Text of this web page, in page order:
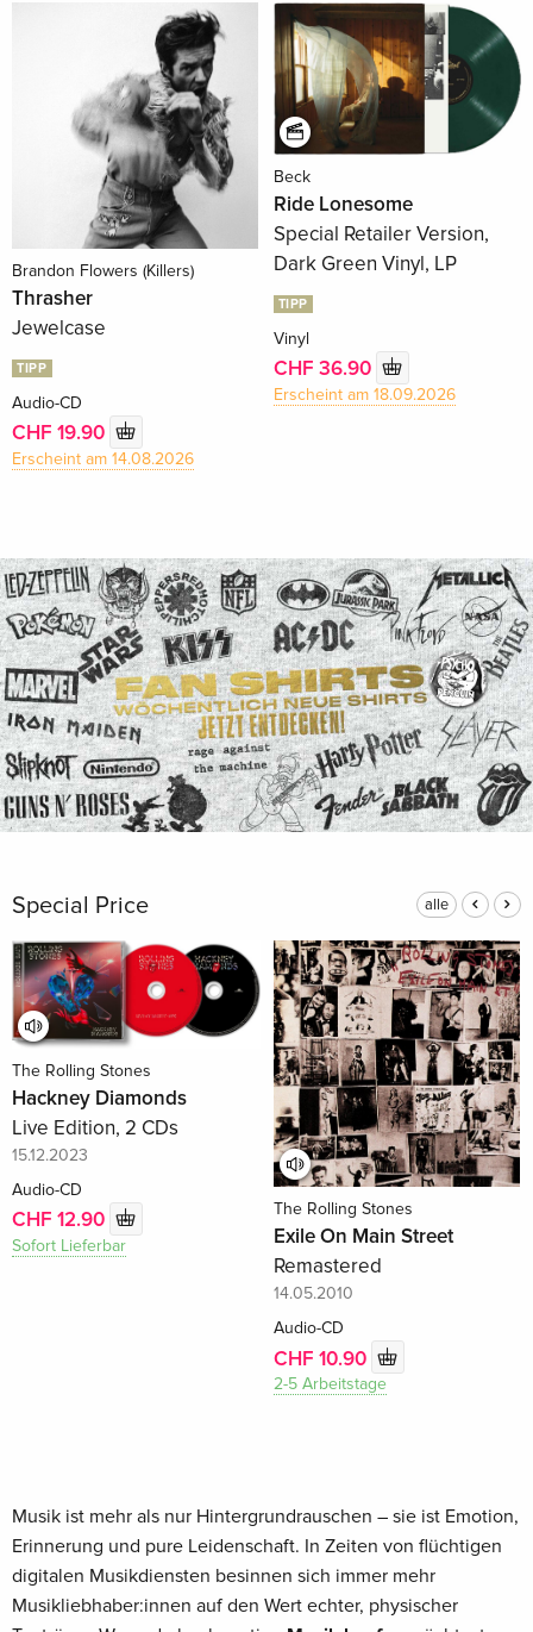
Brandon Flowers (Killers)
Thrasher
Jewelcase
TIPP
Audio-CD
CHF 19.90
Erscheint am 14.08.2026
Beck
Ride Lonesome
Special Retailer Version,
Dark Green Vinyl, LP
TIPP
Vinyl
CHF 36.90
Erscheint am 18.09.2026
Special Price alle
The Rolling Stones
Hackney Diamonds
Live Edition, 2 CDs
15.12.2023
Audio-CD
CHF 12.90
Sofort Lieferbar
The Rolling Stones
Exile On Main Street
Remastered
14.05.2010
Audio-CD
CHF 10.90
2-5 Arbeitstage
Musik ist mehr als nur Hintergrundrauschen – sie ist Emotion,
Erinnerung und pure Leidenschaft. In Zeiten von flüchtigen
digitalen Musikdiensten besinnen sich immer mehr
Musikliebhaber:innen auf den Wert echter, physischer